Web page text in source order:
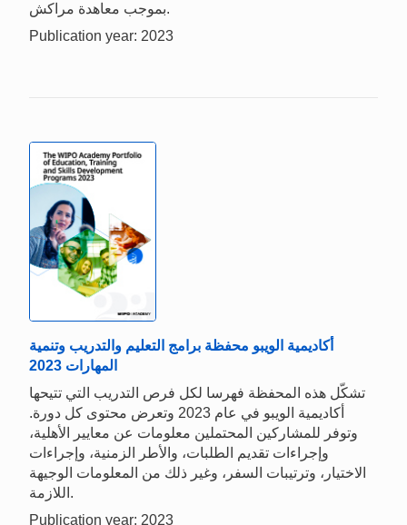
بموجب معاهدة مراكش.
Publication year: 2023
أكاديمية الويبو محفظة برامج التعليم والتدريب وتنمية
المهارات 2023
تشكّل هذه المحفظة فهرسا لكل فرص التدريب التي تتيحها
أكاديمية الويبو في عام 2023 وتعرض محتوى كل دورة.
وتوفر للمشاركين المحتملين معلومات عن معايير الأهلية،
وإجراءات تقديم الطلبات، والأطر الزمنية، وإجراءات
الاختيار، وترتيبات السفر، وغير ذلك من المعلومات الوجيهة
اللازمة.
Publication year: 2023